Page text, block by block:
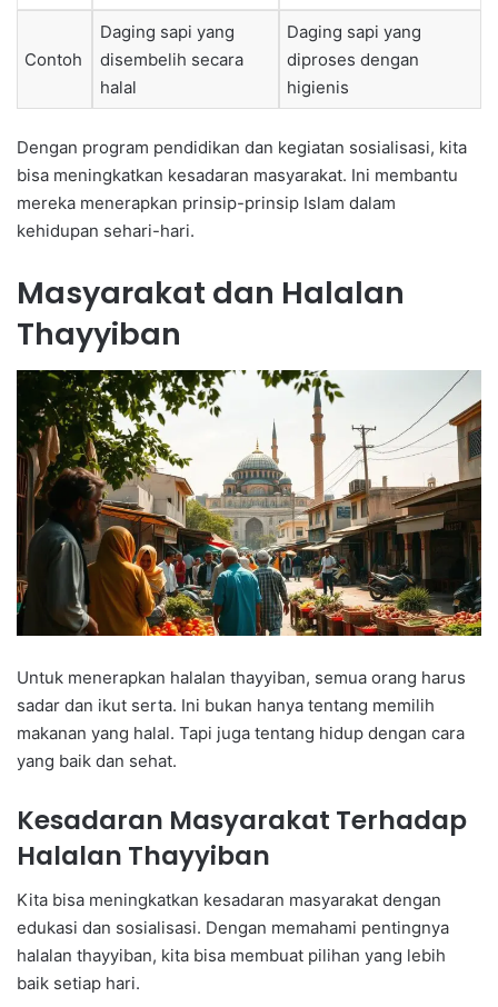
Contoh
Daging sapi yang
disembelih secara
halal
Daging sapi yang
diproses dengan
higienis
Dengan program pendidikan dan kegiatan sosialisasi, kita
bisa meningkatkan kesadaran masyarakat. Ini membantu
mereka menerapkan prinsip-prinsip Islam dalam
kehidupan sehari-hari.
Masyarakat dan Halalan
Thayyiban
Untuk menerapkan halalan thayyiban, semua orang harus
sadar dan ikut serta. Ini bukan hanya tentang memilih
makanan yang halal. Tapi juga tentang hidup dengan cara
yang baik dan sehat.
Kesadaran Masyarakat Terhadap
Halalan Thayyiban
Kita bisa meningkatkan kesadaran masyarakat dengan
edukasi dan sosialisasi. Dengan memahami pentingnya
halalan thayyiban, kita bisa membuat pilihan yang lebih
baik setiap hari.